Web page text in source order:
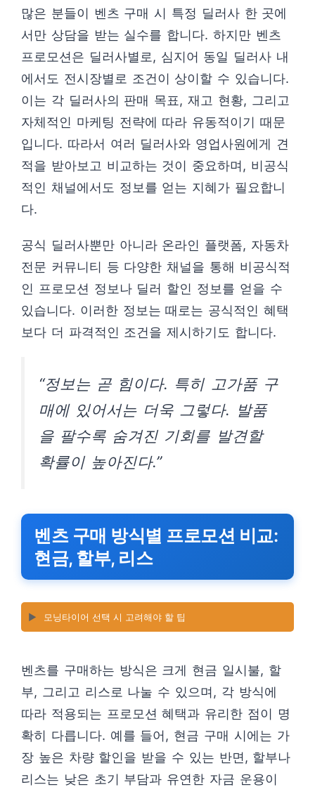
많은 분들이 벤츠 구매 시 특정 딜러사 한 곳에
서만 상담을 받는 실수를 합니다. 하지만 벤츠
프로모션은 딜러사별로, 심지어 동일 딜러사 내
에서도 전시장별로 조건이 상이할 수 있습니다.
이는 각 딜러사의 판매 목표, 재고 현황, 그리고
자체적인 마케팅 전략에 따라 유동적이기 때문
입니다. 따라서 여러 딜러사와 영업사원에게 견
적을 받아보고 비교하는 것이 중요하며, 비공식
적인 채널에서도 정보를 얻는 지혜가 필요합니
다.
공식 딜러사뿐만 아니라 온라인 플랫폼, 자동차
전문 커뮤니티 등 다양한 채널을 통해 비공식적
인 프로모션 정보나 딜러 할인 정보를 얻을 수
있습니다. 이러한 정보는 때로는 공식적인 혜택
보다 더 파격적인 조건을 제시하기도 합니다.
“정보는 곧 힘이다. 특히 고가품 구
매에 있어서는 더욱 그렇다. 발품
을 팔수록 숨겨진 기회를 발견할
확률이 높아진다.”
벤츠 구매 방식별 프로모션 비교:
현금, 할부, 리스
▶️ 모닝타이어 선택 시 고려해야 할 팁
벤츠를 구매하는 방식은 크게 현금 일시불, 할
부, 그리고 리스로 나눌 수 있으며, 각 방식에
따라 적용되는 프로모션 혜택과 유리한 점이 명
확히 다릅니다. 예를 들어, 현금 구매 시에는 가
장 높은 차량 할인을 받을 수 있는 반면, 할부나
리스는 낮은 초기 부담과 유연한 자금 운용이